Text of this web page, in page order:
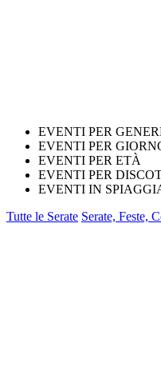
EVENTI PER
EVENTI PER
EVENTI PER ETÀ
EVENTI PER
EVENTI IN
Tutte le Serate Serate, Feste,